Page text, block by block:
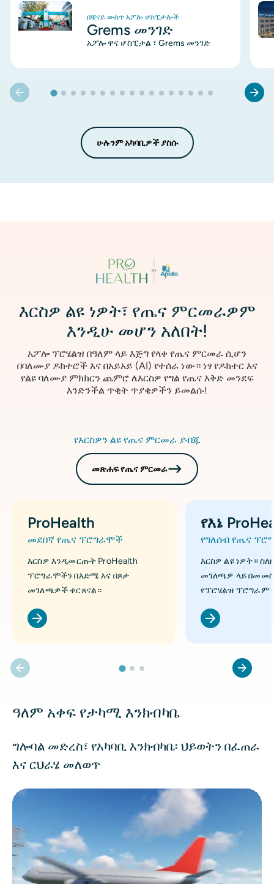
ምስል
በቼናይ ውስጥ አፖሎ ሆስፒታሎች
Grems መንገድ
አፖሎ ዋና ሆስፒታል ፣ Grems መንገድ
ሁሉንም አካባቢዎች ያስሱ
እርስዎ ልዩ ነዎት፣ የጤና ምርመራዎም
እንዲሁ መሆን አለበት!
አፖሎ ፕሮሄልዝ በዓለም ላይ እጅግ የላቀ የጤና ምርመራ ሲሆን
በባለሙያ ዶክተሮች እና በአይአይ (AI) የተሰራ ነው። ነፃ የዶክተር እና
የልዩ ባለሙያ ምክክርን ጨምሮ ለእርስዎ የግል የጤና እቅድ መንደፍ
እንድንችል ጥቂት ጥያቄዎችን ይመልሱ!
የእርስዎን ልዩ የጤና ምርመራ ያብጁ
መጽሐፍ የጤና ምርመራ
ProHealth
መደበኛ የጤና ፕሮግራሞች
እርስዎ እንዲመርጡት ProHealth
ፕሮግራሞችን በእድሜ እና በጾታ
መገለጫዎች ቀርጸናል።
የእኔ
የግለሰብ የጤና
እርስዎ ልዩ ነዎት።
መገለጫዎ ላይ
የፕሮሄልዝ ፕሮግራም
የቪዲዮ ፋይል
ዓለም አቀፍ የታካሚ እንክብካቤ
ግሎባል መድረስ፣ የአካባቢ እንክብካቤ፡ ህይወትን በፈጠራ
እና ርህራሄ መለወጥ